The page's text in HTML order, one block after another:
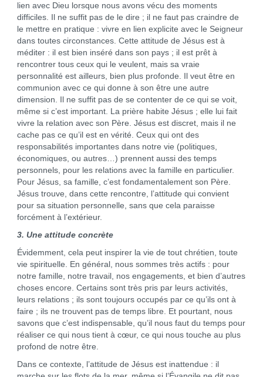
lien avec Dieu lorsque nous avons vécu des moments
difficiles. Il ne suffit pas de le dire ; il ne faut pas craindre de
le mettre en pratique : vivre en lien explicite avec le Seigneur
dans toutes circons­tances. Cette attitude de Jésus est à
méditer : il est bien inséré dans son pays ; il est prêt à
rencontrer tous ceux qui le veulent, mais sa vraie
personnalité est ailleurs, bien plus profonde. Il veut être en
communion avec ce qui donne à son être une autre
dimension. Il ne suffit pas de se contenter de ce qui se voit,
même si c’est important. La prière habite Jésus ; elle lui fait
vivre la relation avec son Père. Jésus est discret, mais il ne
cache pas ce qu’il est en vérité. Ceux qui ont des
responsabilités importantes dans notre vie (politiques,
économiques, ou autres…) prennent aussi des temps
personnels, pour les relations avec la famille en particulier.
Pour Jésus, sa famille, c’est fondamentalement son Père.
Jésus trouve, dans cette rencontre, l’attitude qui convient
pour sa situation personnelle, sans que cela paraisse
forcément à l’extérieur.
3. Une attitude concrète
Évidemment, cela peut inspirer la vie de tout chrétien, toute
vie spirituelle. En général, nous sommes très actifs : pour
notre famille, notre travail, nos engagements, et bien d’autres
choses encore. Certains sont très pris par leurs activités,
leurs relations ; ils sont toujours occupés par ce qu’ils ont à
faire ; ils ne trouvent pas de temps libre. Et pourtant, nous
savons que c’est indispensable, qu’il nous faut du temps pour
réaliser ce qui nous tient à cœur, ce qui nous touche au plus
profond de notre être.
Dans ce contexte, l’attitude de Jésus est inattendue : il